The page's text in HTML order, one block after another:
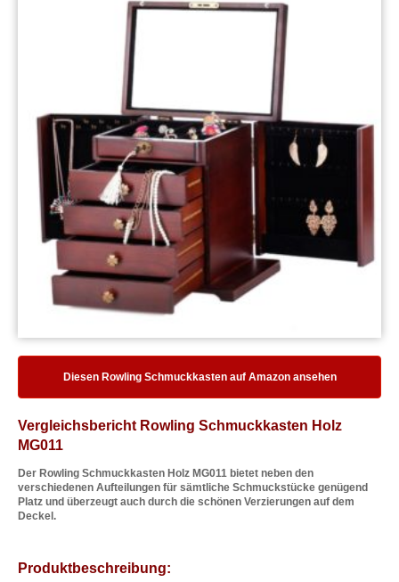
Diesen Rowling Schmuckkasten auf Amazon ansehen
Vergleichsbericht Rowling Schmuckkasten Holz
MG011
Der Rowling Schmuckkasten Holz MG011 bietet neben den
verschiedenen Aufteilungen für sämtliche Schmuckstücke genügend
Platz und überzeugt auch durch die schönen Verzierungen auf dem
Deckel.
Produktbeschreibung: